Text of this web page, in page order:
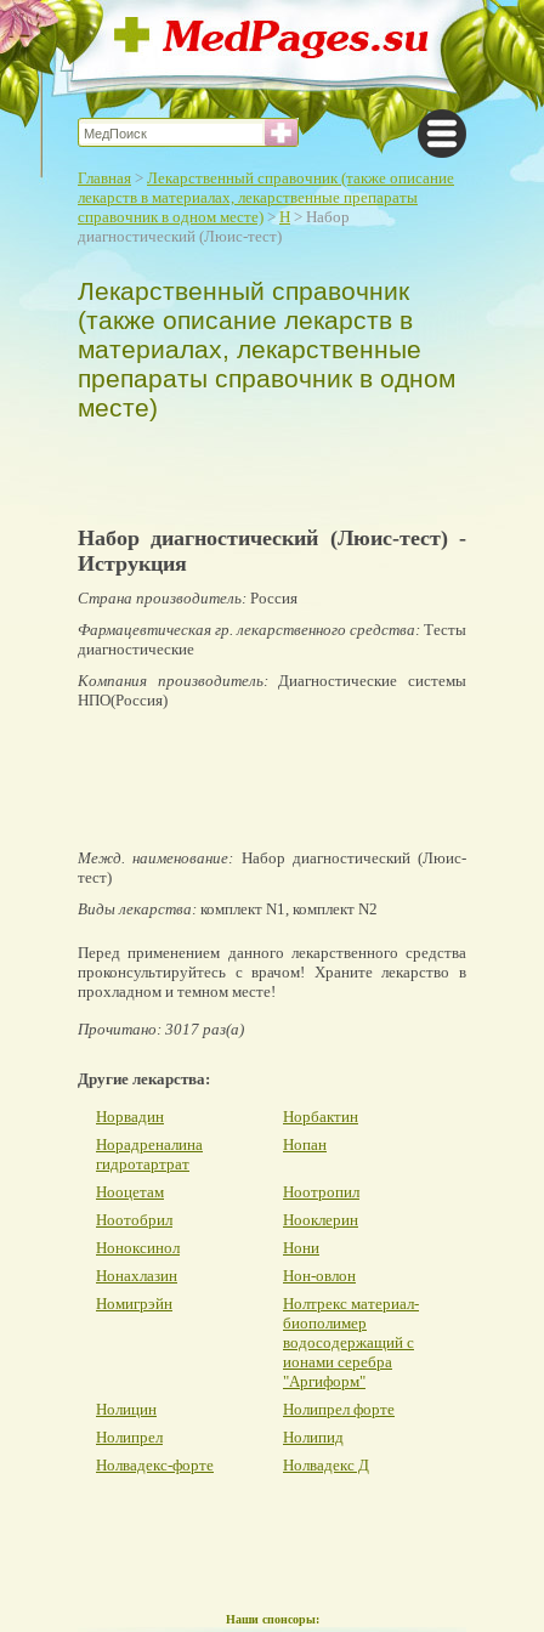
Главная > Лекарственный справочник (также описание
лекарств в материалах, лекарственные препараты
справочник в одном месте) >Н > Набор
диагностический (Люис-тест)
Лекарственный справочник
(также описание лекарств в
материалах, лекарственные
препараты справочник в одном
месте)
Набор диагностический (Люис-тест) -
Иструкция
Страна производитель: Россия
Фармацевтическая гр. лекарственного средства: Тесты
диагностические
Компания производитель:Диагностические системы
НПО(Россия)
Межд. наименование: Набор диагностический (Люис-
тест)
Виды лекарства: комплект N1, комплект N2
Перед применением данного лекарственного средства
проконсультируйтесь с врачом! Храните лекарство в
прохладном и темном месте!
Прочитано: 3017 раз(а)
Другие лекарства:
Норвадин
Норбактин
Норадреналина
гидротартрат
Нопан
Нооцетам
Ноотропил
Ноотобрил
Нооклерин
Ноноксинол
Нони
Нонахлазин
Нон-овлон
Номигрэйн
Нолтрекс материал-
биополимер
водосодержащий с
ионами серебра
"Аргиформ"
Нолицин
Нолипрел форте
Нолипрел
Нолипид
Нолвадекс-форте
Нолвадекс Д
Наши спонсоры: